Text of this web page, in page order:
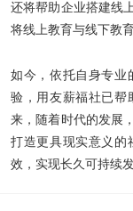
还将帮助企业搭建线
将线上教育与线下教
如今，依托自身专业
验，用友薪福社已帮
来，随着时代的发展
打造更具现实意义的
效，实现长久可持续发